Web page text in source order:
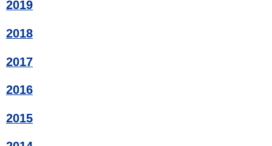
2019
2018
2017
2016
2015